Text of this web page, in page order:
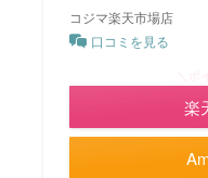
コジマ楽天市場店
口コミを見る
楽